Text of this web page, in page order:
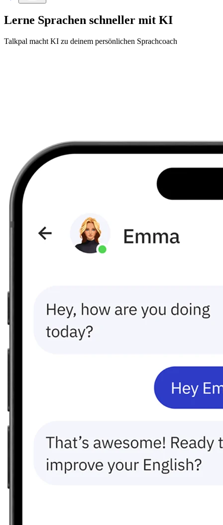
Lerne Sprachen schneller mit KI
Talkpal macht KI zu deinem persönlichen Sprachcoach